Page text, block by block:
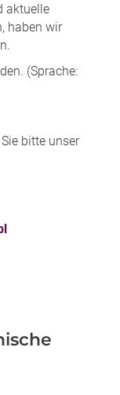
aktuelle
haben wir
(Sprache:
bitte unser